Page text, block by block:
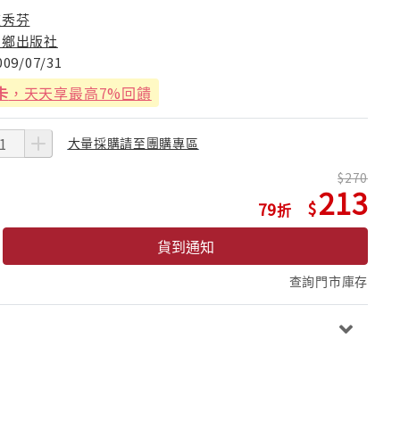
芬
出版社
07/31
，天天享最高7%回饋
大量採購請至團購專區
79
270
213
貨到通知
查詢門市庫存